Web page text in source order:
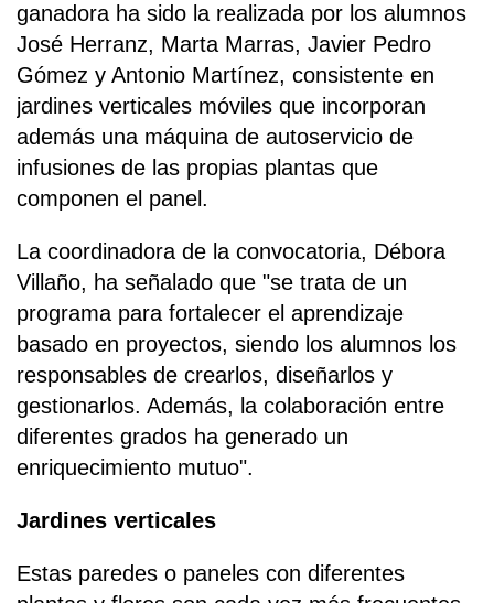
ganadora ha sido la realizada por los alumnos
José Herranz, Marta Marras, Javier Pedro
Gómez y Antonio Martínez, consistente en
jardines verticales móviles que incorporan
además una máquina de autoservicio de
infusiones de las propias plantas que
componen el panel.
La coordinadora de la convocatoria, Débora
Villaño, ha señalado que "se trata de un
programa para fortalecer el aprendizaje
basado en proyectos, siendo los alumnos los
responsables de crearlos, diseñarlos y
gestionarlos. Además, la colaboración entre
diferentes grados ha generado un
enriquecimiento mutuo".
Jardines verticales
Estas paredes o paneles con diferentes